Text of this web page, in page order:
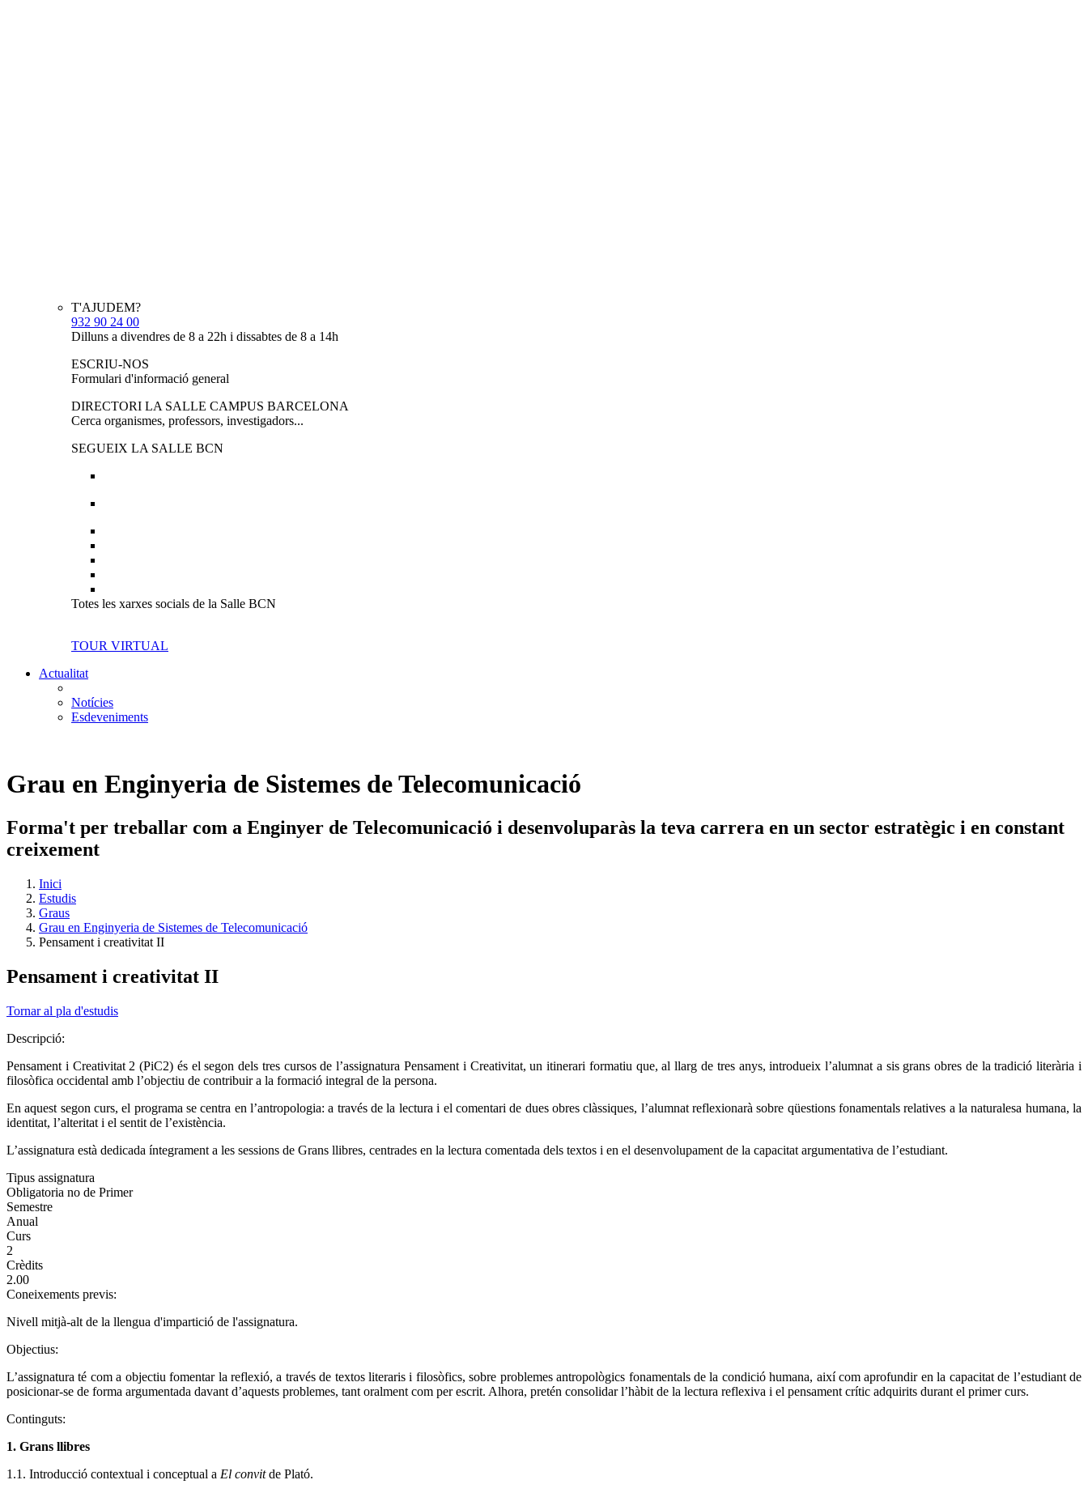
T'AJUDEM?
932 90 24 00
Dilluns a divendres de 8 a 22h i dissabtes de 8 a 14h
ESCRIU-NOS
Formulari d'informació general
DIRECTORI LA SALLE CAMPUS BARCELONA
Cerca organismes, professors, investigadors...
SEGUEIX LA SALLE BCN
Totes les xarxes socials de la Salle BCN
TOUR VIRTUAL
Actualitat
Notícies
Esdeveniments
Grau en Enginyeria de Sistemes de Telecomunicació
Forma't per treballar com a Enginyer de Telecomunicació i desenvoluparàs la teva carrera en un sector estratègic i en constant
creixement
Inici
Estudis
Graus
Grau en Enginyeria de Sistemes de Telecomunicació
Pensament i creativitat II
Pensament i creativitat II
Tornar al pla d'estudis
Descripció:
Pensament i Creativitat 2 (PiC2) és el segon dels tres cursos de l’assignatura Pensament i Creativitat, un itinerari formatiu que, al llarg de tres anys, introdueix l’alumnat a sis grans obres de la tradició literària i
filosòfica occidental amb l’objectiu de contribuir a la formació integral de la persona.
En aquest segon curs, el programa se centra en l’antropologia: a través de la lectura i el comentari de dues obres clàssiques, l’alumnat reflexionarà sobre qüestions fonamentals relatives a la naturalesa humana, la
identitat, l’alteritat i el sentit de l’existència.
L’assignatura està dedicada íntegrament a les sessions de Grans llibres, centrades en la lectura comentada dels textos i en el desenvolupament de la capacitat argumentativa de l’estudiant.
Tipus assignatura
Obligatoria no de Primer
Semestre
Anual
Curs
2
Crèdits
2.00
Coneixements previs:
Nivell mitjà-alt de la llengua d'impartició de l'assignatura.
Objectius:
L’assignatura té com a objectiu fomentar la reflexió, a través de textos literaris i filosòfics, sobre problemes antropològics fonamentals de la condició humana, així com aprofundir en la capacitat de l’estudiant de
posicionar-se de forma argumentada davant d’aquests problemes, tant oralment com per escrit. Alhora, pretén consolidar l’hàbit de la lectura reflexiva i el pensament crític adquirits durant el primer curs.
Continguts:
1. Grans llibres
1.1. Introducció contextual i conceptual a El convitde Plató.